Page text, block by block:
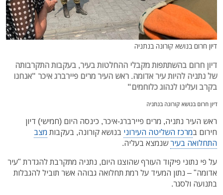
דיון חרום בנושא קורונה בנתניה
דיון חרום בהשתתפות מקבלי ההחלטות בעיר, בעקבות התקרבותה
של נתניה להיות עיר אדומה. ראש העיר מרים פיירברג איכר "אנחנו
בקרב ועלינו לנהוג כלוחמים"
דיון חרום בנושא קורונה בנתניה
ראש העיר נתניה, מרים פיירברג-איכר, כינסה היום (חמישי) דיון
חירום במרכז השליטה העירוני בנושא קורונה, בעקבות מצב
התחלואה בעירשנמצא בעליה.
על פי נתוני פיקוד העורף שהוצגו היום, נתניה מתקרבת להגדרת "עיר
אדומה" – נתון המעיד על רמת תחלואה גבוהה אשר תוביל להגבלות
בתנועה ולסגר.